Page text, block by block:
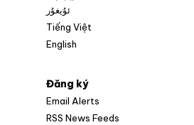
ئۇيغۇر
Tiếng Việt
English
Đăng ký
Email Alerts
RSS News Feeds